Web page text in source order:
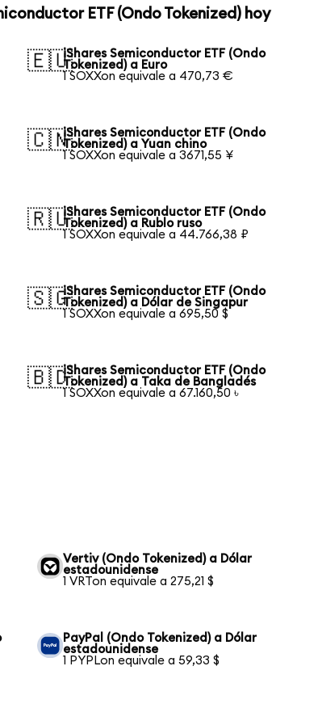
ETF (Ondo Tokenized) hoy
🇪🇺iShares Semiconductor ETF (Ondo
Tokenized) a Euro
1 SOXXon equivale a 470,73 €
🇨🇳iShares Semiconductor ETF (Ondo
Tokenized) a Yuan chino
1 SOXXon equivale a 3671,55 ¥
🇷🇺iShares Semiconductor ETF (Ondo
Tokenized) a Rublo ruso
1 SOXXon equivale a 44.766,38 ₽
🇸🇬iShares Semiconductor ETF (Ondo
Tokenized) a Dólar de Singapur
1 SOXXon equivale a 695,50 $
🇧🇩iShares Semiconductor ETF (Ondo
Tokenized) a Taka de Bangladés
1 SOXXon equivale a 67.160,50 ৳
Vertiv (Ondo Tokenized) a Dólar
estadounidense
1 VRTon equivale a 275,21 $
PayPal (Ondo Tokenized) a Dólar
estadounidense
1 PYPLon equivale a 59,33 $